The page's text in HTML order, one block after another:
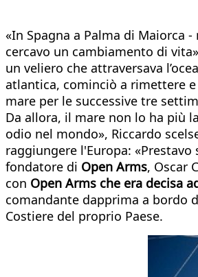
«In Spagna a Palma di Maiorca -
cercavo un cambiamento di
un veliero che attraversava
atlantica, cominciò a rimettere
mare per le successive tre
Da allora, il mare non lo ha più
odio nel mondo», Riccardo
raggiungere l'Europa:
fondatore di Open Arms, Oscar
con Open Arms che era decisa
comandante dapprima a bordo
Costiere del proprio Paese.